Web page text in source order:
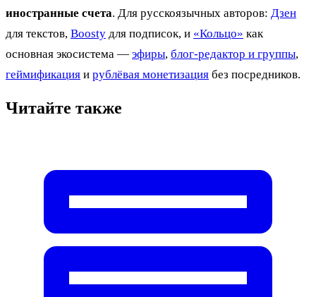
иностранные счета. Для русскоязычных авторов: Дзен
для текстов, Boosty для подписок, и «Кольцо» как
основная экосистема — эфиры, блог-редактор и группы,
геймификация и рублёвая монетизация без посредников.
Читайте также